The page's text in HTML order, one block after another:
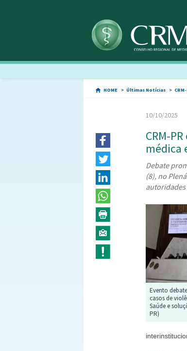
HOME Últimas Notícias
10/10/2025
CRM-
médica
Debate
(8), no
autoridades
Evento
casos de
Saúde e
PR)